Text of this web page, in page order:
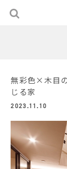
無彩色×木目
じる家
2023.11.10